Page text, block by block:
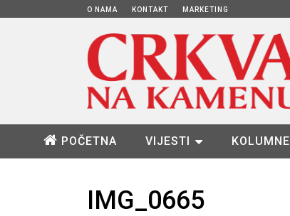
O NAMA KONTAKT MARKETING
POČETNA VIJESTI KOLUMNE
IMG_0665